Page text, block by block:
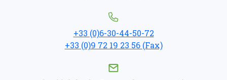
+33 (0)6-30-44-50-72
+33 (0)9 72 19 23 56 (Fax)